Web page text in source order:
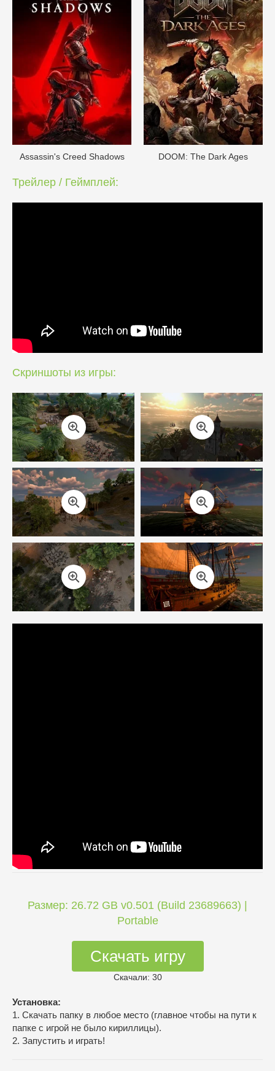
Assassin's Creed Shadows DOОM: The Dark Ages
Трейлер / Геймплей:
Скриншоты из игры:
Размер: 26.72 GB v0.501 (Build 23689663) |
Portable
Скачать игру
Скачали: 30
Установка:
1. Скачать папку в любое место (главное чтобы на пути к
папке с игрой не было кириллицы).
2. Запустить и играть!